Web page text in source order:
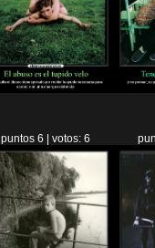
puntos 6 | votos: 6